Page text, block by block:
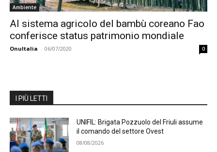
Ambiente
Al sistema agricolo del bambù coreano Fao
conferisce status patrimonio mondiale
OnuItalia - 06/07/2020 0
I PIÙ LETTI
UNIFIL: Brigata Pozzuolo del Friuli assume
il comando del settore Ovest
08/08/2026